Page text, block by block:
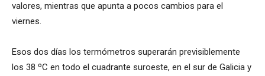
valores, mientras que apunta a pocos cambios para el
viernes.
Esos dos días los termómetros superarán previsiblemente
los 38 ºC en todo el cuadrante suroeste, en el sur de Galicia y